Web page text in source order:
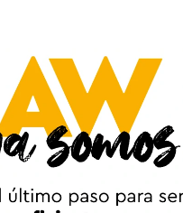
La parte abierta de